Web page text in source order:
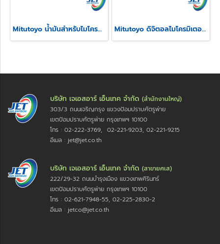
Mitutoyo น้ำมันสำหรับไมโครมิเตอร์ Mitutoyo ดิจิตอลไมโครมิเตอร์วัดความสูงรอยย้ำสายไฟ รุ่น 342
บริษัท เจเอสอาร์ เอ็นเทค จำกัด (สำนักงานใหญ่)
303/3 ถนนเจริญกรุง แขวงป้อมปราบศัตรูพ่าย
เขตป้อมปราบศัตรูพ่าย กรุงเทพฯ 10100
โทร : 02-222-3769, 02-221-9203, 02-221-9215
อีเมล : jet@jet.co.th
บริษัท เจเอสอาร์ เอ็นเทค จำกัด (สาขายศเส)
222/29-32 ถนนบำรุงเมือง แขวงเทพศิรินทร์
เขตป้อมปราบศัตรูพ่าย กรุงเทพฯ 10100
โทร : 02-621-7948-55, 02-225-2830-2
อีเมล : jetco@jet.co.th